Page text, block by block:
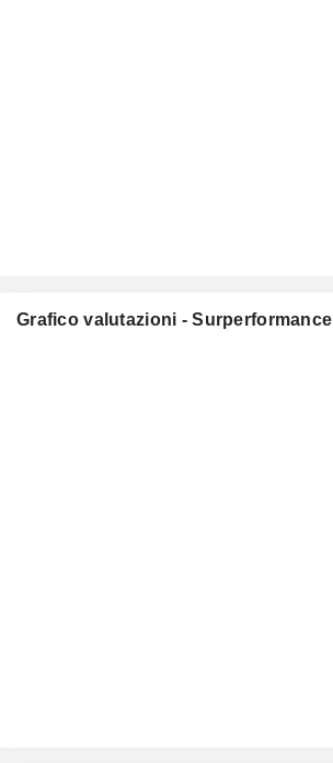
Grafico valutazioni - Surperformance